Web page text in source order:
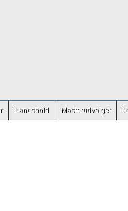
Landshold Masterudvalget